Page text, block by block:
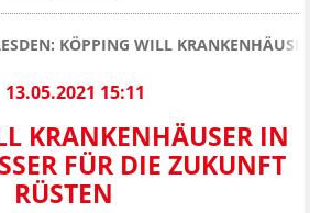
KÖPPING WILL
13.05.2021 15:11
KRANKENHÄUSER IN
FÜR DIE ZUKUNFT
RÜSTEN